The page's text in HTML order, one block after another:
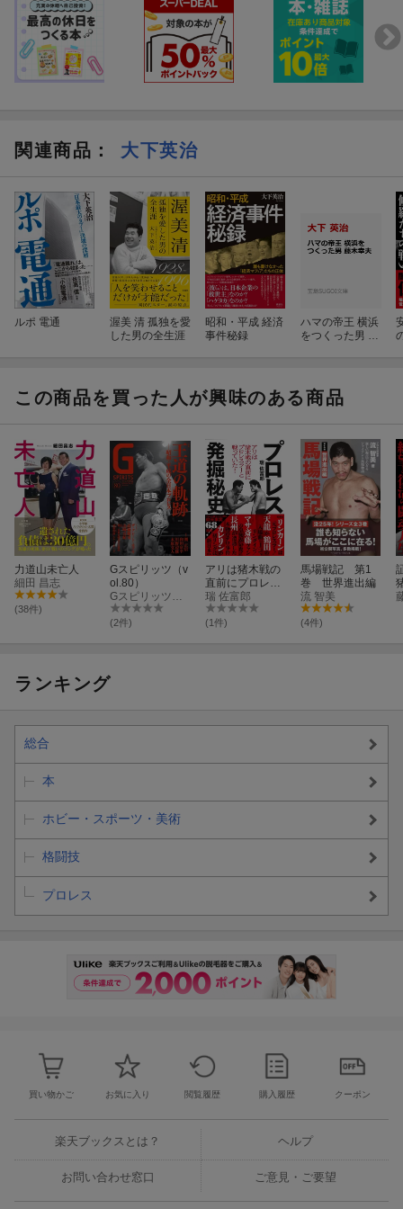
関連商品 ： 大下英治
ルポ 電通
渥美 清 孤独を愛
した男の全生涯
昭和・平成 経済
事件秘録
ハマの帝王 横浜
をつくった男 藤
この商品を買った人が興味のある商品
力道山未亡人
細田 昌志
(38件)
Gスピリッツ（v
ol.80）
(2件)
アリは猪木戦の
直前にプロレス
ラーと戦ってい
た! プロレス発掘
秘史
瑞 佐富郎
(1件)
馬場戦記 第1
巻 世界進出編
流 智美
(4件)
ランキング
総合
本
ホビー・スポーツ・美術
格闘技
プロレス
買い物かご お気に入り 閲覧履歴 購入履歴 クーポン
楽天ブックスとは？ ヘルプ
お問い合わせ窓口 ご意見・ご要望